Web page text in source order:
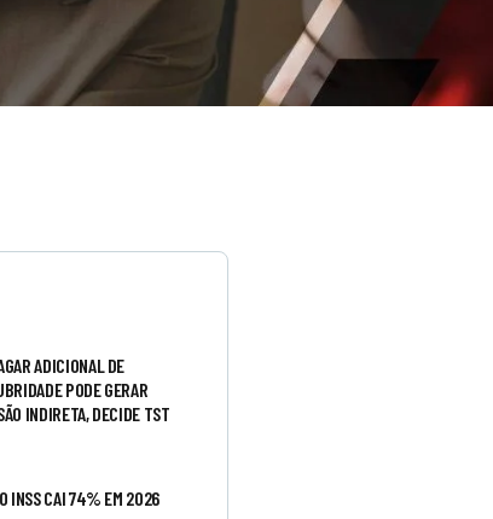
ADICIONAL DE
PODE GERAR
INDIRETA, DECIDE TST
INSS CAI 74% EM 2026